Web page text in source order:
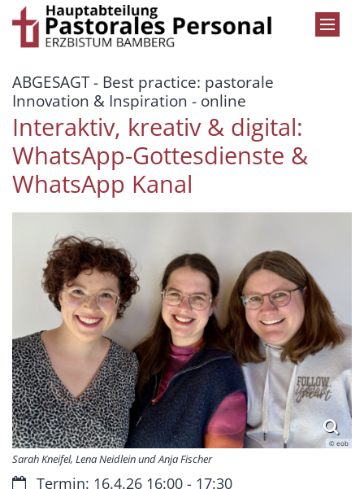
Zum Inhalt springen
ABGESAGT - Best practice: pastorale
Innovation & Inspiration - online
Interaktiv, kreativ & digital:
WhatsApp-Gottesdienste &
WhatsApp Kanal
© eob
Sarah Kneifel, Lena Neidlein und Anja Fischer
Datum:Termin: 16.4.26 16:00 - 17:30